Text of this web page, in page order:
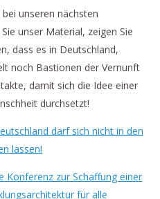
unseren nächsten
unser Material, zeigen Sie
dass es in Deutschland,
noch Bastionen der Vernunft
damit sich die Idee einer
durchsetzt!
darf sich nicht in den
lassen!
Konferenz zur Schaffung einer
für alle